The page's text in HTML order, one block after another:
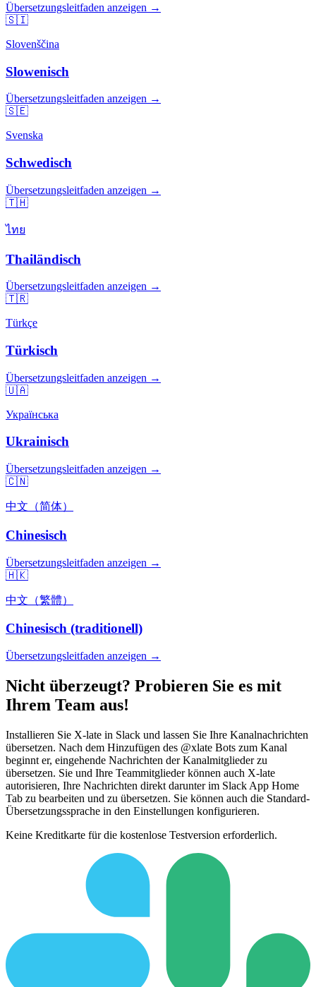
Übersetzungsleitfaden anzeigen →
🇸🇮
Slovenščina
Slowenisch
Übersetzungsleitfaden anzeigen →
🇸🇪
Svenska
Schwedisch
Übersetzungsleitfaden anzeigen →
🇹🇭
ไทย
Thailändisch
Übersetzungsleitfaden anzeigen →
🇹🇷
Türkçe
Türkisch
Übersetzungsleitfaden anzeigen →
🇺🇦
Українська
Ukrainisch
Übersetzungsleitfaden anzeigen →
🇨🇳
中文（简体）
Chinesisch
Übersetzungsleitfaden anzeigen →
🇭🇰
中文（繁體）
Chinesisch (traditionell)
Übersetzungsleitfaden anzeigen →
Nicht überzeugt? Probieren Sie es mit
Ihrem Team aus!
Installieren Sie X-late in Slack und lassen Sie Ihre Kanalnachrichten
übersetzen. Nach dem Hinzufügen des @xlate Bots zum Kanal
beginnt er, eingehende Nachrichten der Kanalmitglieder zu
übersetzen. Sie und Ihre Teammitglieder können auch X-late
autorisieren, Ihre Nachrichten direkt darunter im Slack App Home
Tab zu bearbeiten und zu übersetzen. Sie können auch die Standard-
Übersetzungssprache in den Einstellungen konfigurieren.
Keine Kreditkarte für die kostenlose Testversion erforderlich.